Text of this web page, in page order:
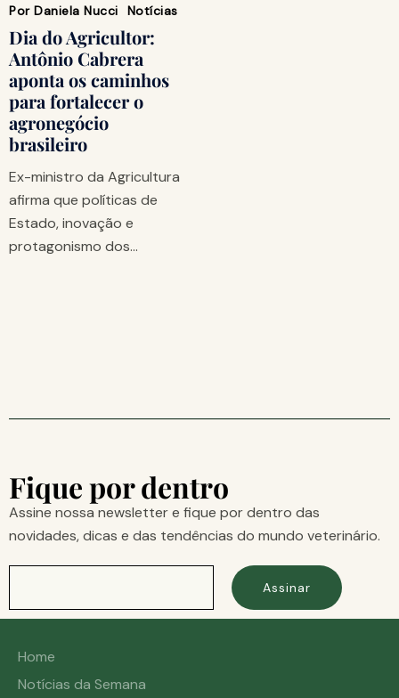
Por Daniela Nucci Notícias
Dia do Agricultor:
Antônio Cabrera
aponta os caminhos
para fortalecer o
agronegócio
brasileiro
Ex-ministro da Agricultura
afirma que políticas de
Estado, inovação e
protagonismo dos…
Fique por dentro
Assine nossa newsletter e fique por dentro das
novidades, dicas e das tendências do mundo veterinário.
Assinar
Home
Notícias da Semana